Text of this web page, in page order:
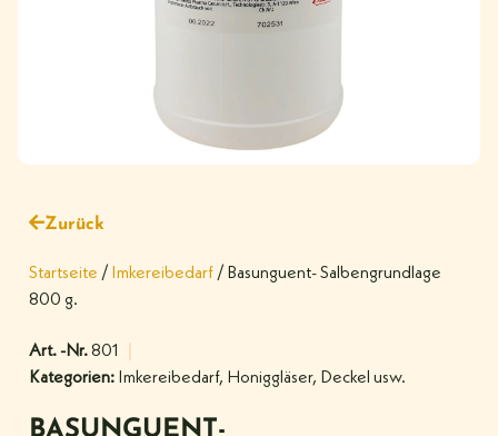
Zurück
Startseite / Imkereibedarf / Basunguent- Salbengrundlage
800 g.
Art. -Nr.801
Kategorien: Imkereibedarf, Honiggläser, Deckel usw.
BASUNGUENT-